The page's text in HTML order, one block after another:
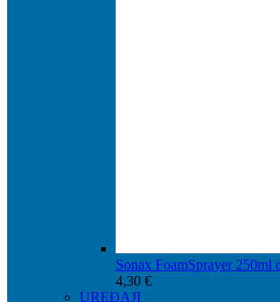
Sonax FoamSprayer 250ml
4,30 €
UREĐAJI